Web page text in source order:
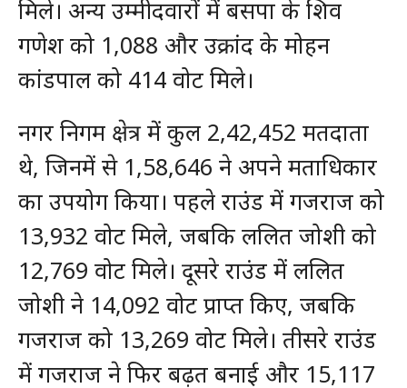
मिले। अन्य उम्मीदवारों में बसपा के शिव
गणेश को 1,088 और उक्रांद के मोहन
कांडपाल को 414 वोट मिले।
नगर निगम क्षेत्र में कुल 2,42,452 मतदाता
थे, जिनमें से 1,58,646 ने अपने मताधिकार
का उपयोग किया। पहले राउंड में गजराज को
13,932 वोट मिले, जबकि ललित जोशी को
12,769 वोट मिले। दूसरे राउंड में ललित
जोशी ने 14,092 वोट प्राप्त किए, जबकि
गजराज को 13,269 वोट मिले। तीसरे राउंड
में गजराज ने फिर बढ़त बनाई और 15,117